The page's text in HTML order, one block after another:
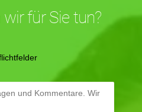
für Sie tun?